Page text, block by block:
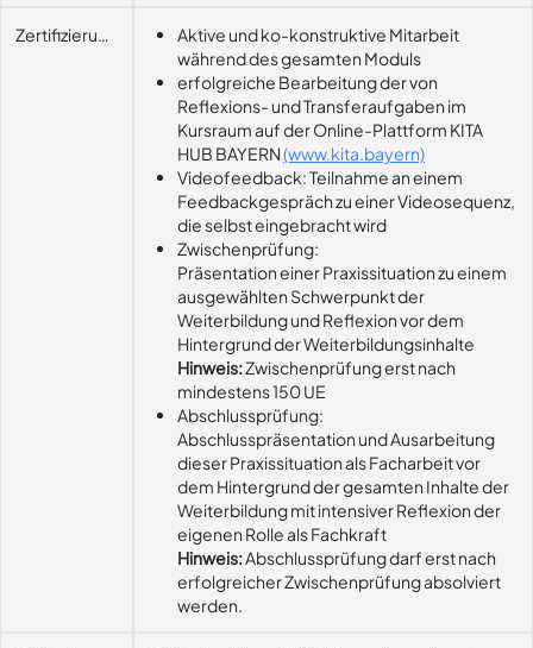
ZertifizierungsvoraussetzungAktive und ko-konstruktive Mitarbeit
während des gesamten Moduls
erfolgreiche Bearbeitung der von
Reflexions- und Transferaufgaben im
Kursraum auf der Online-Plattform KITA
HUB BAYERN(www.kita.bayern)
Videofeedback: Teilnahme an einem
Feedbackgespräch zu einer Videosequenz,
die selbst eingebracht wird
Zwischenprüfung:
Präsentation einer Praxissituation zu einem
ausgewählten Schwerpunkt der
Weiterbildung und Reflexion vor dem
Hintergrund der Weiterbildungsinhalte
Hinweis:Zwischenprüfung erst nach
mindestens 150 UE
Abschlussprüfung:
Abschlusspräsentation und Ausarbeitung
dieser Praxissituation als Facharbeit vor
dem Hintergrund der gesamten Inhalte der
Weiterbildung mit intensiver Reflexion der
eigenen Rolle als Fachkraft
Hinweis:Abschlussprüfung darf erst nach
erfolgreicher Zwischenprüfung absolviert
werden.